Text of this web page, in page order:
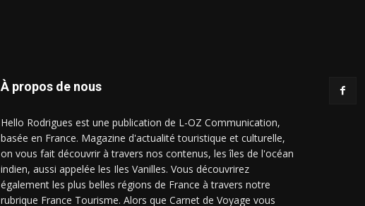
À propos de nous
Hello Rodrigues est une publication de L-OZ Communication,
basée en France. Magazine d'actualité touristique et culturelle,
on vous fait découvrir à travers nos contenus, les îles de l'océan
indien, aussi appelée les Iles Vanilles. Vous découvrirez
également les plus belles régions de France à travers notre
rubrique France Tourisme. Alors que Carnet de Voyage vous